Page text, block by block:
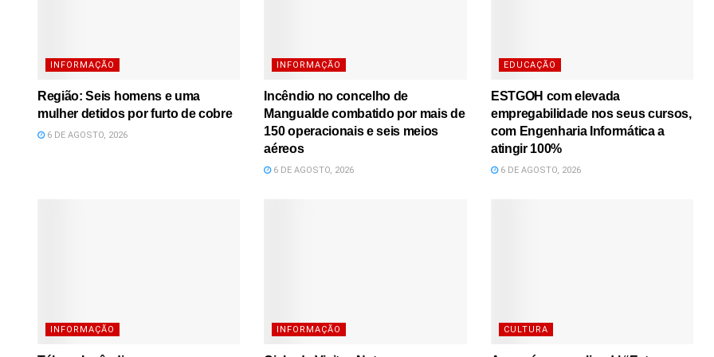
INFORMAÇÃO
Região: Seis homens e uma
mulher detidos por furto de cobre
6 DE AGOSTO, 2026
INFORMAÇÃO
Incêndio no concelho de
Mangualde combatido por mais de
150 operacionais e seis meios
aéreos
6 DE AGOSTO, 2026
EDUCAÇÃO
ESTGOH com elevada
empregabilidade nos seus cursos,
com Engenharia Informática a
atingir 100%
6 DE AGOSTO, 2026
INFORMAÇÃO INFORMAÇÃO CULTURA